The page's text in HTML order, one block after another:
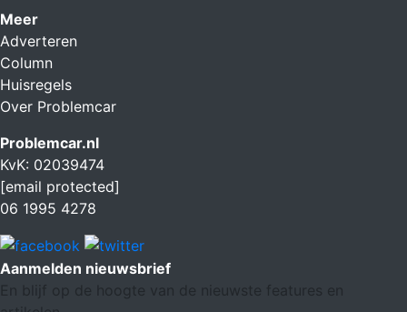
Meer
Adverteren
Column
Huisregels
Over Problemcar
Problemcar.nl
KvK: 02039474
[email protected]
06 1995 4278
Aanmelden nieuwsbrief
En blijf op de hoogte van de nieuwste features en